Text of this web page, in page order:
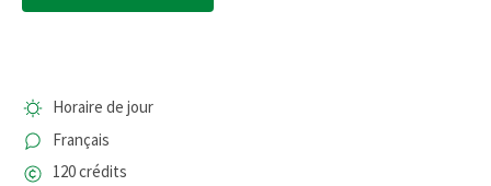
Horaire de jour
Français
120 crédits